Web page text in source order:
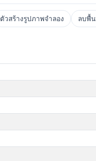
ตัวสร้างรูปภาพจำลอง ลบพื้